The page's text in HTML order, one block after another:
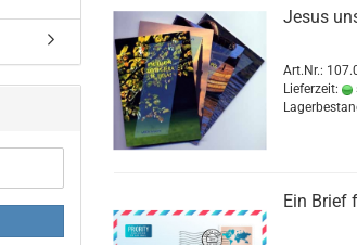
Jesus
Art.Nr.:
Lieferzeit:
Ein Brief